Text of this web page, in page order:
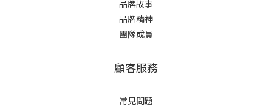
品牌故事
品牌精神
團隊成員
顧客服務
常見問題